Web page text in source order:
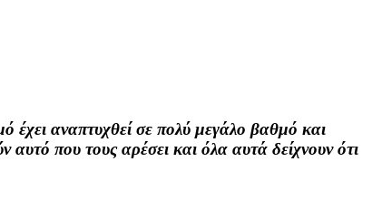
έχει αναπτυχθεί σε πολύ μεγάλο βαθμό και
αυτό που τους αρέσει και όλα αυτά δείχνουν ότι